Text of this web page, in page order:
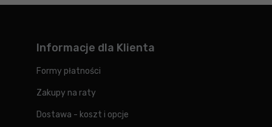
Informacje dla Klienta
Formy płatności
Zakupy na raty
Dostawa - koszt i opcje